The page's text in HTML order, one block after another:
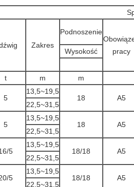
Zakres
Podnoszenie
pracy
Wysokość
t m m
5
13,5~19,5
18
A5
22,5~31,5
5
13,5~19,5
18
A5
22,5~31,5
5
13,5~19,5
18/18
A5
22,5~31,5
5
13,5~19,5
18/18
A5
22,5~31,5